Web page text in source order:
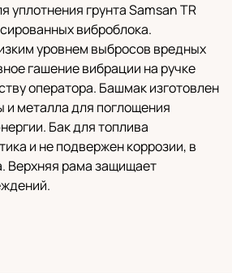
уплотнения грунта Samsan TR
виброблока.
уровнем выбросов вредных
гашение вибрации на ручке
оператора. Башмак изготовлен
и металла для поглощения
Бак для топлива
и не подвержен коррозии, в
Верхняя рама защищает